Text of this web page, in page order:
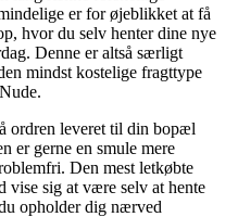
er for øjeblikket at få
hvor du selv henter dine nye
Denne er altså særligt
mindst kostelige fragttype
ordren leveret til din bopæl
er gerne en smule mere
Den mest letkøbte
sig at være selv at hente
opholder dig nærved